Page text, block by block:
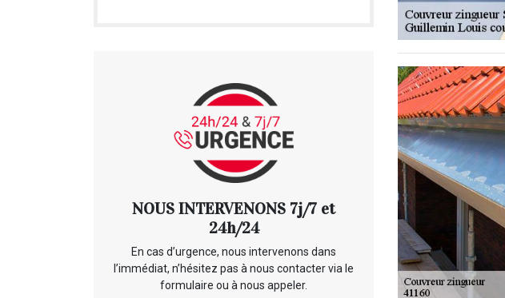
NOUS INTERVENONS 7j/7 et
24h/24
En cas d’urgence, nous intervenons dans
l’immédiat, n’hésitez pas à nous contacter via le
formulaire ou à nous appeler.